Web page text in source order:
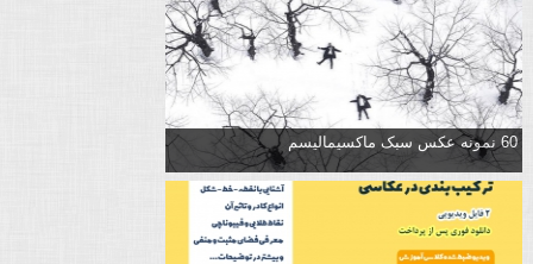
60 نمونه عکس سبک ماکسیمالیسم